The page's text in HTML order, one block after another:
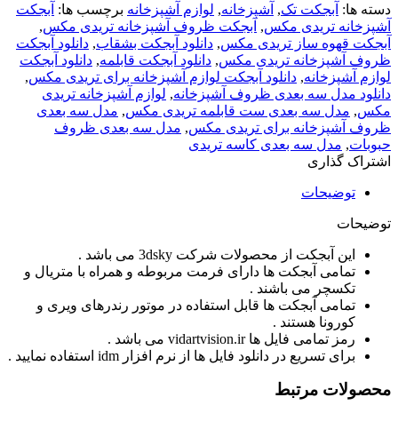
دسته ها: آبجکت تک, آشپزخانه, لوازم آشپزخانه برچسب ها: آبجکت
آشپزخانه تریدی مکس, آبجکت ظروف آشپزخانه تریدی مکس,
آبجکت قهوه ساز تریدی مکس, دانلود آبجکت بشقاب, دانلود آبجکت
ظروف آشپزخانه تریدی مکس, دانلود آبجکت قابلمه, دانلود آبجکت
لوازم آشپزخانه, دانلود آبجکت لوازم آشپزخانه برای تریدی مکس,
دانلود مدل سه بعدی ظروف آشپزخانه, لوازم آشپزخانه تریدی
مکس, مدل سه بعدی ست قابلمه تریدی مکس, مدل سه بعدی
ظروف آشپزخانه برای تریدی مکس, مدل سه بعدی ظروف
حبوبات, مدل سه بعدی کاسه تریدی
اشتراک گذاری
توضیحات
توضیحات
این آبجکت از محصولات شرکت 3dsky می باشد .
تمامی آبجکت ها دارای فرمت مربوطه و همراه با متریال و
تکسچر می باشند .
تمامی آبجکت ها قابل استفاده در موتور رندرهای ویری و
کورونا هستند .
رمز تمامی فایل ها vidartvision.ir می باشد .
برای تسریع در دانلود فایل ها از نرم افزار idm استفاده نمایید .
محصولات مرتبط